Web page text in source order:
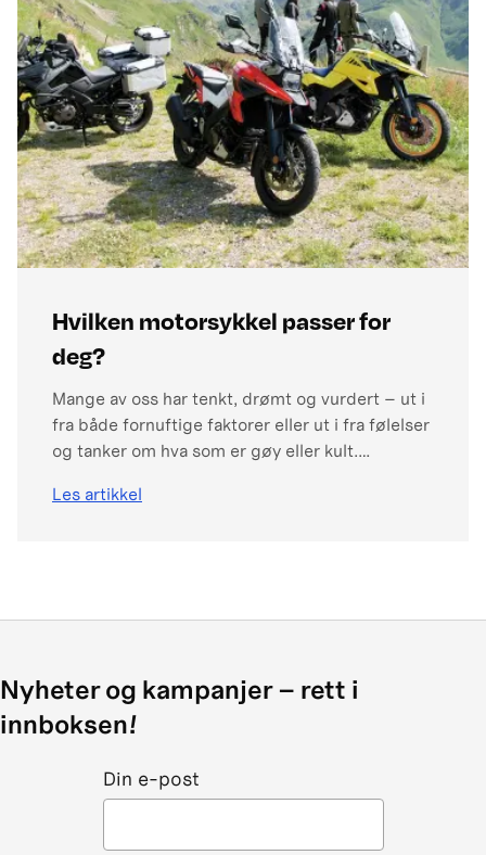
Hvilken motorsykkel passer for
deg?
Mange av oss har tenkt, drømt og vurdert – ut i
fra både fornuftige faktorer eller ut i fra følelser
og tanker om hva som er gøy eller kult.
spesifikasjoner eller muligheter i nærområdet
Les artikkel
Nyheter og kampanjer – rett i
innboksen!
Din e-post